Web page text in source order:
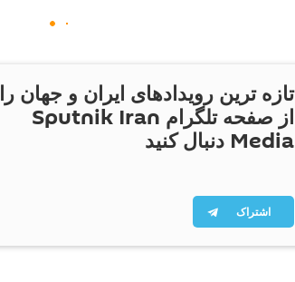
تازه ترین رویدادهای ایران و جهان را
از صفحه تلگرام Sputnik Iran
Media دنبال کنید
اشتراک